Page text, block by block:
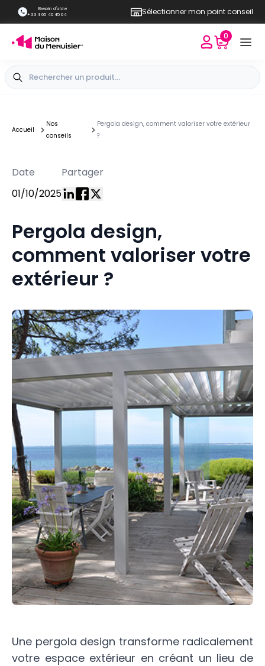
Besoin d'aide
+33 4 65 40 45 04
Sélectionner mon point conseil
0
Accueil
Nos
conseils
Pergola design, comment valoriser votre extérieur
?
Date
01/10/2025
Partager
Pergola design,
comment valoriser votre
extérieur ?
Une pergola design transforme radicalement
votre espace extérieur en créant un lieu de